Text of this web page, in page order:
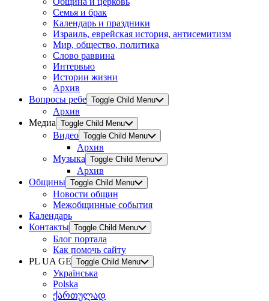
Семья и брак
Календарь и праздники
Израиль, еврейская история, антисемитизм
Мир, общество, политика
Слово раввина
Интервью
Истории жизни
Архив
Вопросы ребе Toggle Child Menu
Архив
Медиа Toggle Child Menu
Видео Toggle Child Menu
Архив
Музыка Toggle Child Menu
Архив
Общины Toggle Child Menu
Новости общин
Межобщинные события
Календарь
Контакты Toggle Child Menu
Блог портала
Как помочь сайту
PL UA GE Toggle Child Menu
Українська
Polska
ქართულად